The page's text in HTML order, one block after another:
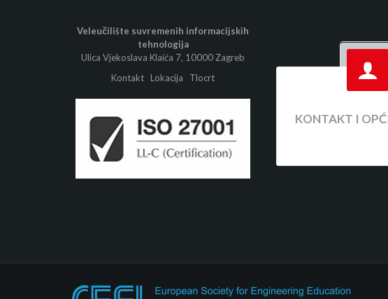
Veleučilište suvremenih informacijskih
tehnologija
Ulica Vjekoslava Klaića 7, 10000 Zagreb
Kontakt Lokacija Tlocrt
KONTAKT I